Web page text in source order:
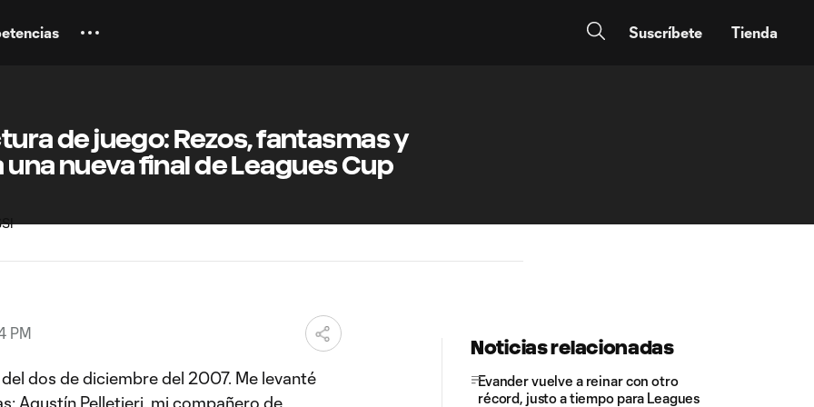
Suscríbete Tienda
de juego: Rezos, fantasmas y
nueva final de Leagues Cup
PM
dos de diciembre del 2007. Me levanté
Agustín Pelletieri, mi compañero de
Noticias relacionadas
Evander vuelve a reinar con otro
récord, justo a tiempo para Leagues